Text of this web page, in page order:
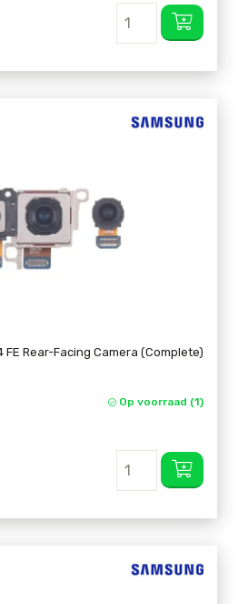
FE Rear-Facing Camera (Complete)
Op voorraad (1)